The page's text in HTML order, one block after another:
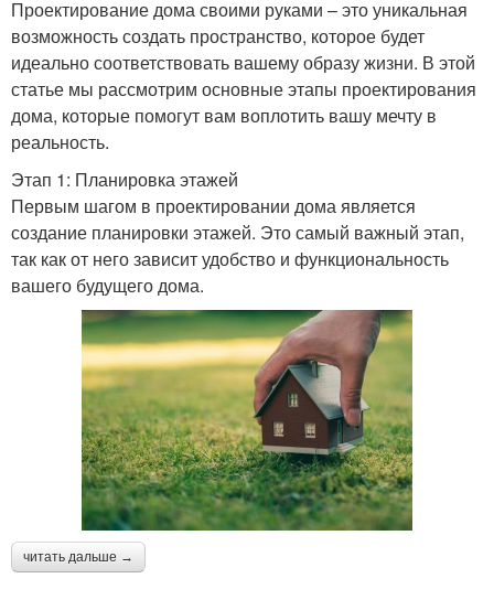
Проектирование дома своими руками – это уникальная
возможность создать пространство, которое будет
идеально соответствовать вашему образу жизни. В этой
статье мы рассмотрим основные этапы проектирования
дома, которые помогут вам воплотить вашу мечту в
реальность.
Этап 1: Планировка этажей
Первым шагом в проектировании дома является
создание планировки этажей. Это самый важный этап,
так как от него зависит удобство и функциональность
вашего будущего дома.
читать дальше →